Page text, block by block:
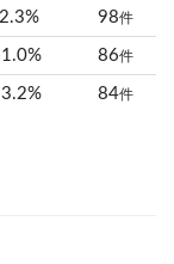
98件
86件
84件